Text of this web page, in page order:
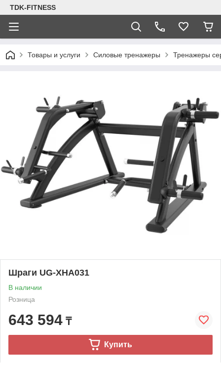
TDK-FITNESS
Товары и услуги Силовые тренажеры Тренажеры
Шраги UG-XHA031
В наличии
Розница
643 594 ₸
Купить